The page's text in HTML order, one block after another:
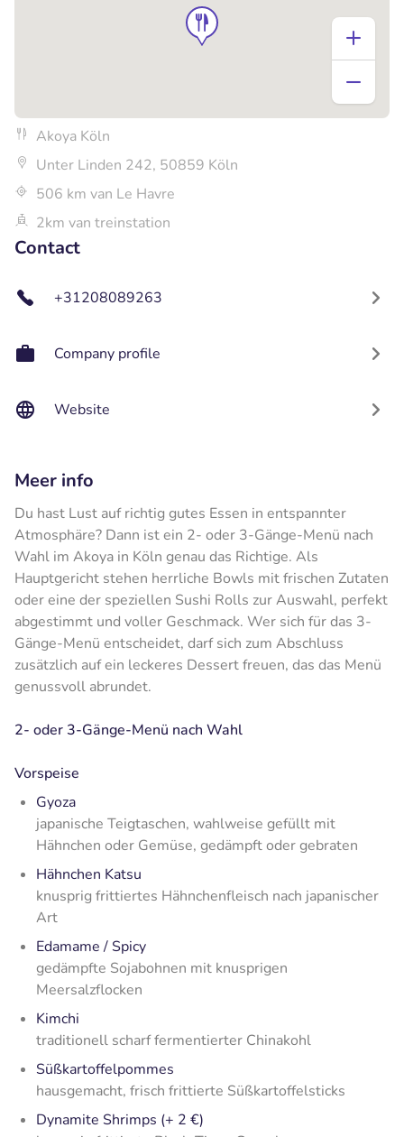
Akoya Köln
Unter Linden 242, 50859 Köln
506 km van Le Havre
2km van treinstation
Contact
+31208089263
Company profile
Website
Meer info
Du hast Lust auf richtig gutes Essen in entspannter
Atmosphäre? Dann ist ein 2- oder 3-Gänge-Menü nach
Wahl im Akoya in Köln genau das Richtige. Als
Hauptgericht stehen herrliche Bowls mit frischen Zutaten
oder eine der speziellen Sushi Rolls zur Auswahl, perfekt
abgestimmt und voller Geschmack. Wer sich für das 3-
Gänge-Menü entscheidet, darf sich zum Abschluss
zusätzlich auf ein leckeres Dessert freuen, das das Menü
genussvoll abrundet.
2- oder 3-Gänge-Menü nach Wahl
Vorspeise
Gyoza
japanische Teigtaschen, wahlweise gefüllt mit
Hähnchen oder Gemüse, gedämpft oder gebraten
Hähnchen Katsu
knusprig frittiertes Hähnchenfleisch nach japanischer
Art
Edamame / Spicy
gedämpfte Sojabohnen mit knusprigen
Meersalzflocken
Kimchi
traditionell scharf fermentierter Chinakohl
Süßkartoffelpommes
hausgemacht, frisch frittierte Süßkartoffelsticks
Dynamite Shrimps (+ 2 €)